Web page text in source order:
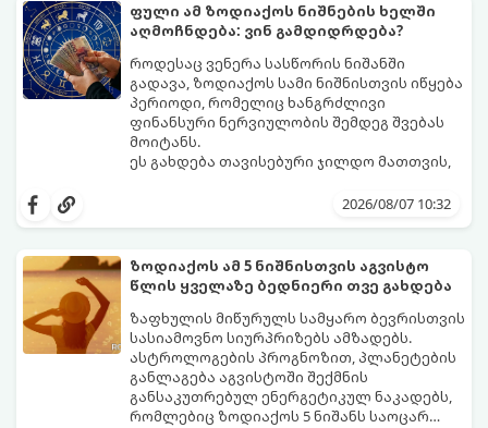
ფული ამ ზოდიაქოს ნიშნების ხელში
აღმოჩნდება: ვინ გამდიდრდება?
როდესაც ვენერა სასწორის ნიშანში
გადავა, ზოდიაქოს სამი ნიშნისთვის იწყება
პერიოდი, რომელიც ხანგრძლივი
ფინანსური ნერვიულობის შემდეგ შვებას
მოიტანს.
ეს გახდება თავისებური ჯილდო მათთვის,
იჩენდა და სირთულეების მიუხედავად წინ
სურვილების გადადებასა და ხარჯების
მკაცრ კონტროლს. თუმცა, ახლა სიტუაცია
თანდათან შეიცვლება.
პრობლემები, რომლებიც უსასრულო
გეგონათ, უკან დაიხევს, ამასთან ერთად კი
გაჩნდება მეტი ნდობა მომავლის მიმართ.
რთული პერიოდის შემდეგ ეს ნიშნები
შეძლებენ ამოისუნთქონ და დაინახონ
ახალი შესაძლებლობები.
2026/08/07 10:32
ზოდიაქოს ამ 5 ნიშნისთვის აგვისტო
წლის ყველაზე ბედნიერი თვე გახდება
ზაფხულის მიწურულს სამყარო ბევრისთვის
სასიამოვნო სიურპრიზებს ამზადებს.
ასტროლოგების პროგნოზით, პლანეტების
განლაგება აგვისტოში შექმნის
განსაკუთრებულ ენერგეტიკულ ნაკადებს,
რომლებიც ზოდიაქოს 5 ნიშანს საოცარ